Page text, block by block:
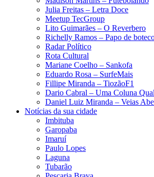
Julia Freitas​ – Letra Doce
Meetup TecGroup
Lito Guimarães – O Reverbero
Richelly Ramos​ – Papo de
Radar Político
Rota Cultural
Mariane Coelho – Sankofa
Eduardo Rosa​ – SurfeMais
Fillipe Miranda – TiozãoF1
Dario Cabral – Uma Coluna
Daniel Luiz Miranda – Veias
Notícias da sua cidade
Imbituba
Garopaba
Imaruí
Paulo Lopes
Laguna
Tubarão